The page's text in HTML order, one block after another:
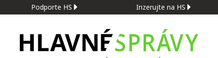
Podporte HS Inzerujte na HS